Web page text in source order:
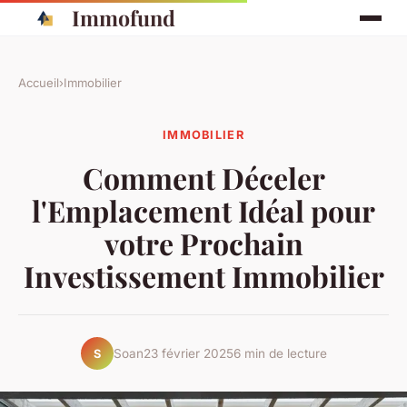
Immofund
Accueil›Immobilier
IMMOBILIER
Comment Déceler
l'Emplacement Idéal pour
votre Prochain
Investissement Immobilier
S Soan23 février 20256 min de lecture